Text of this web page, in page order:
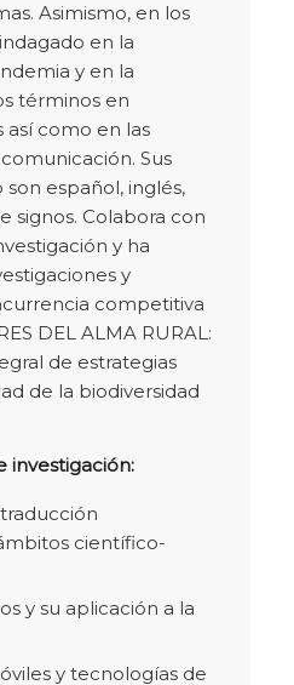
Asimismo, en los
en la
y en la
términos en
así como en las
Sus
español, inglés,
signos. Colabora con
y ha
y
competitiva
DEL ALMA RURAL:
de estrategias
de la biodiversidad
investigación:
científico-
y su aplicación a la
y tecnologías de